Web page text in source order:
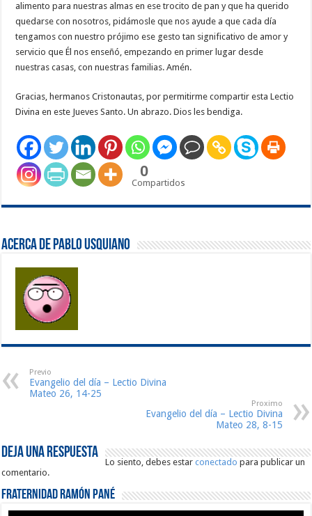
alimento para nuestras almas en ese trocito de pan y que ha querido
quedarse con nosotros, pidámosle que nos ayude a que cada día
tengamos con nuestro prójimo ese gesto tan significativo de amor y
servicio que Él nos enseñó, empezando en primer lugar desde
nuestras casas, con nuestras familias. Amén.
Gracias, hermanos Cristonautas, por permitirme compartir esta Lectio
Divina en este Jueves Santo. Un abrazo. Dios les bendiga.
0
Compartidos
Acerca de Pablo Usquiano
Previo
Evangelio del día – Lectio Divina
Mateo 26, 14-25
Proximo
Evangelio del día – Lectio Divina
Mateo 28, 8-15
Deja una respuesta
Lo siento, debes estarconectado para publicar un
comentario.
Fraternidad Ramón Pané